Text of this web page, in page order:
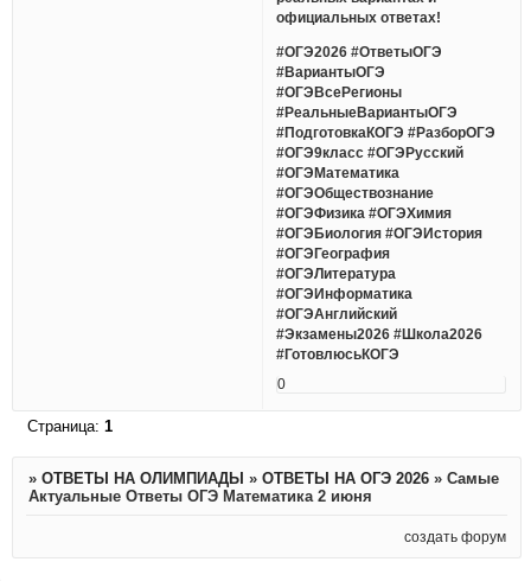
официальных ответах!
#ОГЭ2026 #ОтветыОГЭ
#ВариантыОГЭ
#ОГЭВсеРегионы
#РеальныеВариантыОГЭ
#ПодготовкаКОГЭ #РазборОГЭ
#ОГЭ9класс #ОГЭРусский
#ОГЭМатематика
#ОГЭОбществознание
#ОГЭФизика #ОГЭХимия
#ОГЭБиология #ОГЭИстория
#ОГЭГеография
#ОГЭЛитература
#ОГЭИнформатика
#ОГЭАнглийский
#Экзамены2026 #Школа2026
#ГотовлюсьКОГЭ
0
Страница: 1
» ОТВЕТЫ НА ОЛИМПИАДЫ » ОТВЕТЫ НА ОГЭ 2026 » Самые
Актуальные Ответы ОГЭ Математика 2 июня
создать форум